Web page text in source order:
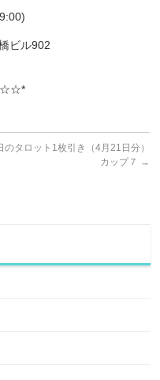
ビル902
のタロット1枚引き（4月21日分）
カップ７ →